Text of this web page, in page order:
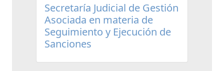
Secretaría Judicial de Gestión
Asociada en materia de
Seguimiento y Ejecución de
Sanciones